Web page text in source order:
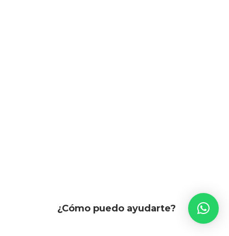
¿Cómo puedo ayudarte?